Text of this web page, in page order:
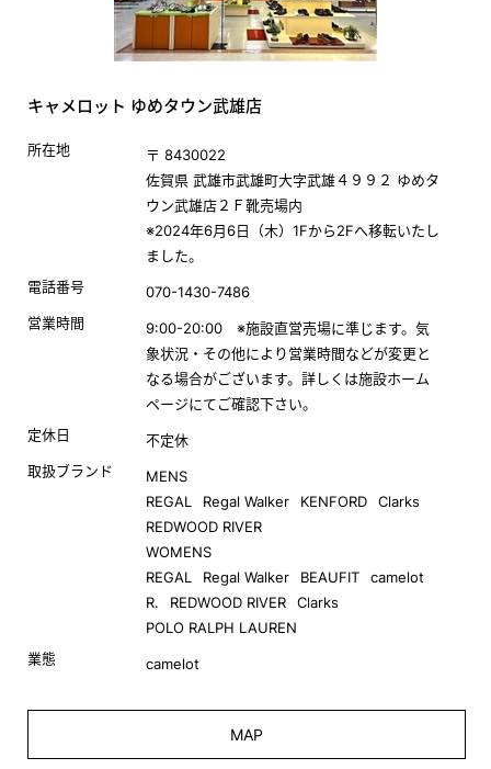
キャメロット ゆめタウン武雄店
所在地
〒 8430022
佐賀県 武雄市武雄町大字武雄４９９２ ゆめタ
ウン武雄店２Ｆ靴売場内
※2024年6月6日（木）1Fから2Fへ移転いたし
ました。
電話番号
070-1430-7486
営業時間
9:00-20:00 ※施設直営売場に準じます。気
象状況・その他により営業時間などが変更と
なる場合がございます。詳しくは施設ホーム
ページにてご確認下さい。
定休日
不定休
取扱ブランド
MENS
REGAL
Regal Walker KENFORD
Clarks
REDWOOD RIVER
WOMENS
REGAL
Regal Walker BEAUFIT
camelot
R.
REDWOOD RIVER
Clarks
POLO RALPH LAUREN
業態
camelot
MAP